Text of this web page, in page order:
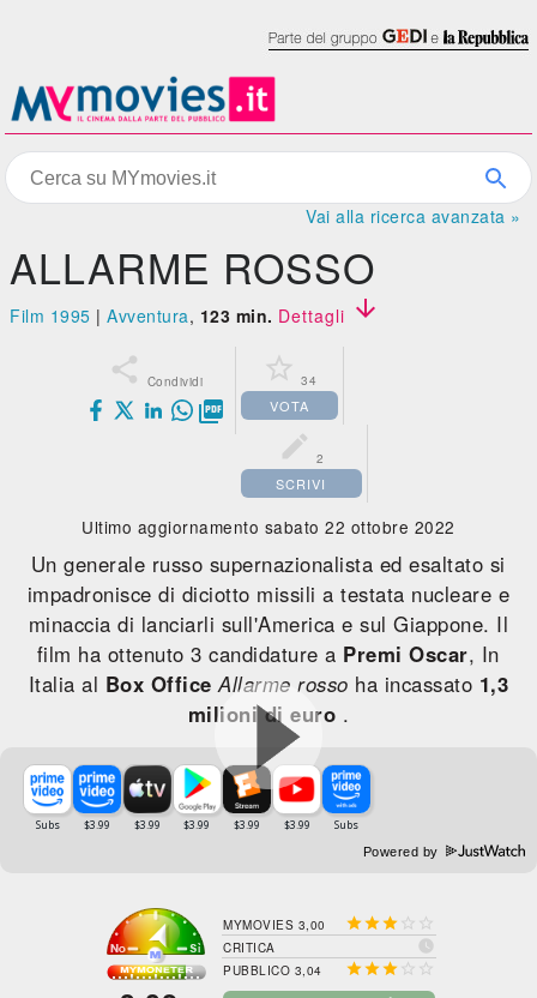
Vai alla ricerca avanzata »
ALLARME ROSSO
Film 1995 |Avventura, 123 min. Dettagli 
 Condividi

 34
VOTA
 2
SCRIVI
Ultimo aggiornamento sabato 22 ottobre 2022
Un generale russo supernazionalista ed esaltato si
impadronisce di diciotto missili a testata nucleare e
minaccia di lanciarli sull'America e sul Giappone. Il
film ha ottenuto 3 candidature a Premi Oscar, In
Italia al Box Office Allarme rosso ha incassato 1,3
milioni di euro .
Powered by
MYMOVIES 3,00   
CRITICA 
PUBBLICO 3,04   